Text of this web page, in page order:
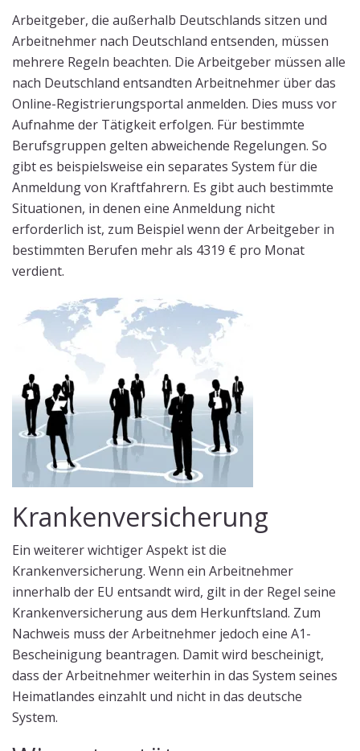
Arbeitgeber, die außerhalb Deutschlands sitzen und
Arbeitnehmer nach Deutschland entsenden, müssen
mehrere Regeln beachten. Die Arbeitgeber müssen alle
nach Deutschland entsandten Arbeitnehmer über das
Online-Registrierungsportal anmelden. Dies muss vor
Aufnahme der Tätigkeit erfolgen. Für bestimmte
Berufsgruppen gelten abweichende Regelungen. So
gibt es beispielsweise ein separates System für die
Anmeldung von Kraftfahrern. Es gibt auch bestimmte
Situationen, in denen eine Anmeldung nicht
erforderlich ist, zum Beispiel wenn der Arbeitgeber in
bestimmten Berufen mehr als 4319 € pro Monat
verdient.
Krankenversicherung
Ein weiterer wichtiger Aspekt ist die
Krankenversicherung. Wenn ein Arbeitnehmer
innerhalb der EU entsandt wird, gilt in der Regel seine
Krankenversicherung aus dem Herkunftsland. Zum
Nachweis muss der Arbeitnehmer jedoch eine A1-
Bescheinigung beantragen. Damit wird bescheinigt,
dass der Arbeitnehmer weiterhin in das System seines
Heimatlandes einzahlt und nicht in das deutsche
System.